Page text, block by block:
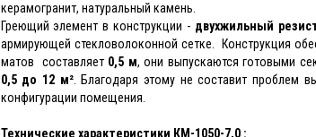
керамогранит, натуральный камень.
Греющий элемент в конструкции - двухжильный
армирующей стекловолоконной сетке. Конструкция
матов составляет 0,5 м, они выпускаются готовыми
0,5 до 12 м². Благодаря этому не составит проблем
конфигурации помещения.
Технические характеристики КМ-1050-7,0 :